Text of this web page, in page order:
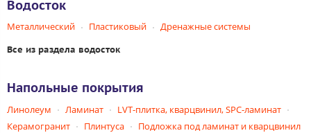
Водосток
Металлический Пластиковый Дренажные системы
Все из раздела водосток
Напольные покрытия
Линолеум Ламинат
LVT-плитка, кварцвинил, SPC-ламинат
Керамогранит
Плинтуса
Подложка под ламинат и кварцвинил